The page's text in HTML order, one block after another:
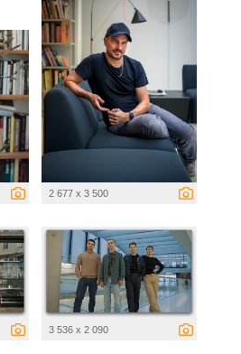
2 677 x 3 500
3 536 x 2 090